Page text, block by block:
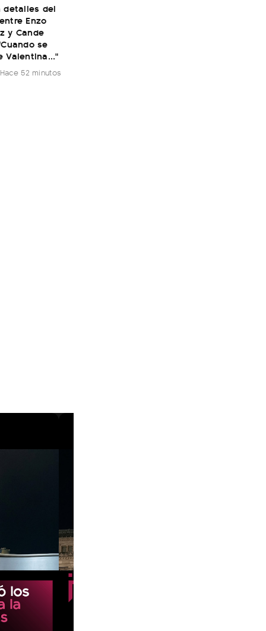
detalles del
Enzo
y Cande
se
Valentina..."
Hace 52 minutos